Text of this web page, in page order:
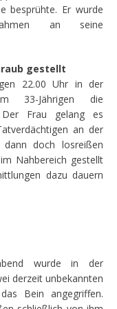
besprühte. Er wurde
an seine
gestellt
22.00 Uhr in der
33-Jährigen die
Der Frau gelang es
an der
doch losreißen
Nahbereich gestellt
dazu dauern
wurde in der
derzeit unbekannten
Bein angegriffen.